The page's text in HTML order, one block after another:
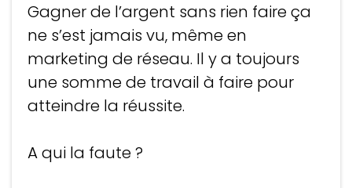
Gagner de l’argent sans rien faire ça
ne s’est jamais vu, même en
marketing de réseau. Il y a toujours
une somme de travail à faire pour
atteindre la réussite.
A qui la faute ?